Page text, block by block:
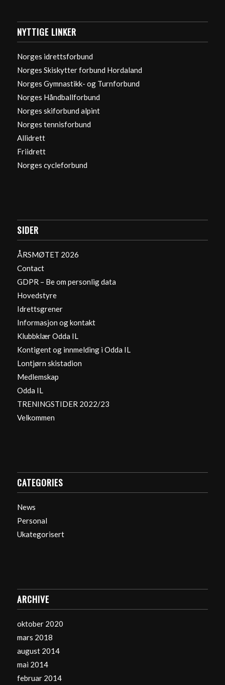
NYTTIGE LINKER
Norges idrettsforbund
Norges Skiskytter forbund Hordaland
Norges Gymnastikk- og Turnforbund
Norges Håndballforbund
Norges skiforbund alpint
Norges tennisforbund
Allidrett
Friidrett
Norges cycleforbund
SIDER
ÅRSMØTET 2026
Contact
GDPR – Be om personlig data
Hovedstyre
Idrettsgrener
Informasjon og kontakt
Klubbklær Odda IL
Kontigent og innmelding i Odda IL
Lontjørn skistadion
Medlemskap
Odda IL
TRENINGSTIDER 2022/23
Velkommen
CATEGORIES
News
Personal
Ukategorisert
ARCHIVE
oktober 2020
mars 2018
august 2014
mai 2014
februar 2014